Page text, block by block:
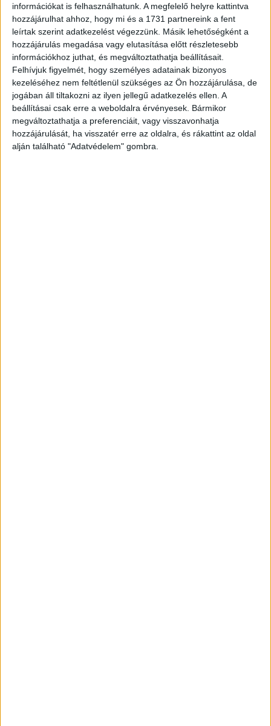
információkat is felhasználhatunk. A megfelelő helyre kattintva
hozzájárulhat ahhoz, hogy mi és a 1731 partnereink a fent
leírtak szerint adatkezelést végezzünk. Másik lehetőségként a
hozzájárulás megadása vagy elutasítása előtt részletesebb
információkhoz juthat, és megváltoztathatja beállításait.
Felhívjuk figyelmét, hogy személyes adatainak bizonyos
kezeléséhez nem feltétlenül szükséges az Ön hozzájárulása, de
jogában áll tiltakozni az ilyen jellegű adatkezelés ellen. A
beállításai csak erre a weboldalra érvényesek. Bármikor
megváltoztathatja a preferenciáit, vagy visszavonhatja
hozzájárulását, ha visszatér erre az oldalra, és rákattint az oldal
alján található "Adatvédelem" gombra.
A következő utcasarokig rohantunk, remegő
lábakkal, lihegve, és még mindig fogalmam
sincs… el tudnád mondani, hogy mi elől